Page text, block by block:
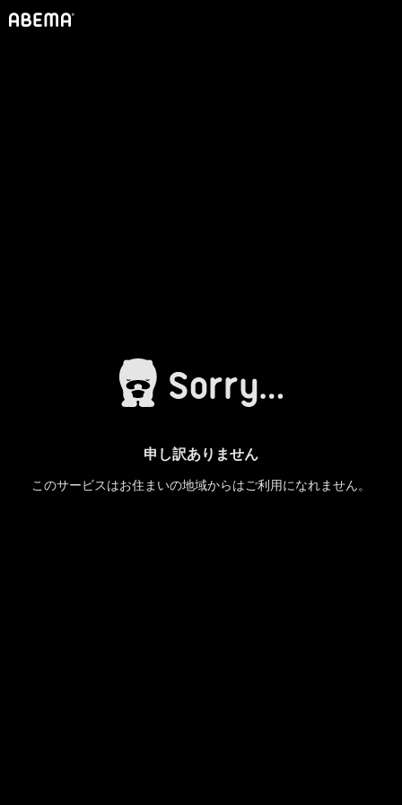
申し訳ありません
このサービスはお住まいの地域からはご利用になれません。